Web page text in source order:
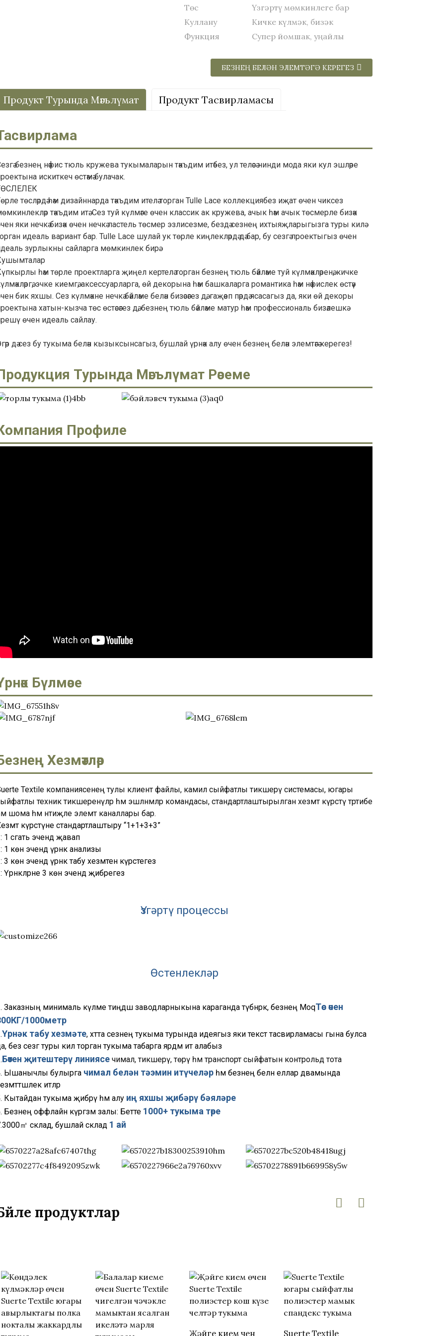
Төс
Үзгәртү мөмкинлеге бар
Куллану
Кичке күлмәк, бизәк
Функция
Супер йомшак, уңайлы
БЕЗНЕҢ БЕЛӘН ЭЛЕМТӘГӘ КЕРЕГЕЗ
Продукт Турында Мәгълүмат Продукт Тасвирламасы
безнең нәфис тюль кружева тукымаларын тәкъдим итәбез, ул теләсә нинди мода яки кул эшләре
искиткеч өстәмә булачак.
төсләрдә һәм дизайннарда тәкъдим ителә торган Tulle Lace коллекциябез иҗат өчен чиксез
тәкъдим итә. Сез туй күлмәге өчен классик ак кружева, ачык һәм ачык төсмерле бизәк
яки нечкә бизәк өчен нечкә пастель төсмер эзлисезме, бездә сезнең ихтыяҗларыгызга туры килә
идеаль вариант бар. Tulle Lace шулай ук ​​төрле киңлекләрдә дә бар, бу сезгә проектыгыз өчен
зурлыкны сайларга мөмкинлек бирә.
һәм төрле проектларга җиңел кертелә торган безнең тюль бәйләме туй күлмәкләренә, кичке
эчке киемгә, аксессуарларга, өй декорына һәм башкаларга романтика һәм нәфислек өстәү
бик яхшы. Сез күлмәкне нечкә бәйләме белән бизәсәгез дә, гаҗәеп пәрдә ясасагыз да, яки өй декоры
хатын-кызча төс өстәсәгез дә, безнең тюль бәйләме матур һәм профессиональ бизәлешкә
өчен идеаль сайлау.
дә сез бу тукыма белән кызыксынсагыз, бушлай үрнәк алу өчен безнең белән элемтәгә керегез!
Турында Мәгълүмат Рәсеме
Профиле
Бүлмәсе
Хезмәтләр
Textile компаниясенең тулы клиент файлы, камил сыйфатлы тикшерү системасы, югары
техник тикшеренүләр һәм эшләнмәләр командасы, стандартлаштырылган хезмәт күрсәтү тәртибе
шома һәм нәтиҗәле элемтә каналлары бар.
күрсәтүне стандартлаштыру “1+1+3+3”
1 сәгать эчендә җавап
1 көн эчендә үрнәк анализы
3 көн эчендә үрнәк табу хезмәтен күрсәтегез
Үрнәкләрне 3 көн эчендә җибәрегез
Үзгәртү процессы
Өстенлекләр
Заказның минималь күләме тиңдәш заводларныкына караганда түбәнрәк, безнең MoqТөс өчен
1000метр
Үрнәк табу хезмәте, хәтта сезнең тукыма турында идеягыз яки текст тасвирламасы гына булса
без сезгә туры килә торган тукыма табарга ярдәм итә алабыз
Бөтен җитештерү линиясе чимал, тикшерү, төрү һәм транспорт сыйфатын контрольдә тота
Ышанычлы булырга чимал белән тәэмин итүчеләр һәм безнең белән еллар дәвамында
итәләр
Кытайдан тукыма җибәрү һәм алу иң яхшы җибәрү бәяләре
Безнең оффлайн күргәзмә залы: Бетте 1000+ тукыма төре
㎡ склад, бушлай склад 1 ай
продуктлар
Җәйге кием өчен Suerte Textile